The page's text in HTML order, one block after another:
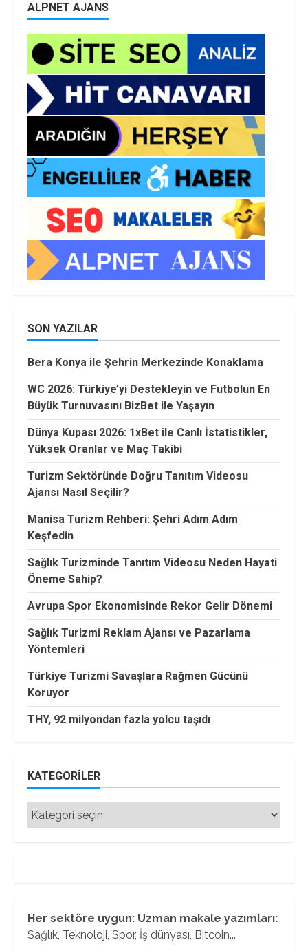
ALPNET AJANS
SON YAZILAR
Bera Konya ile Şehrin Merkezinde Konaklama
WC 2026: Türkiye’yi Destekleyin ve Futbolun En
Büyük Turnuvasını BizBet ile Yaşayın
Dünya Kupası 2026: 1xBet ile Canlı İstatistikler,
Yüksek Oranlar ve Maç Takibi
Turizm Sektöründe Doğru Tanıtım Videosu
Ajansı Nasıl Seçilir?
Manisa Turizm Rehberi: Şehri Adım Adım
Keşfedin
Sağlık Turizminde Tanıtım Videosu Neden Hayati
Öneme Sahip?
Avrupa Spor Ekonomisinde Rekor Gelir Dönemi
Sağlık Turizmi Reklam Ajansı ve Pazarlama
Yöntemleri
Türkiye Turizmi Savaşlara Rağmen Gücünü
Koruyor
THY, 92 milyondan fazla yolcu taşıdı
KATEGORILER
Kategoriler
Her sektöre uygun: Uzman makale yazımları:
Sağlık, Teknoloji, Spor, İş dünyası, Bitcoin...